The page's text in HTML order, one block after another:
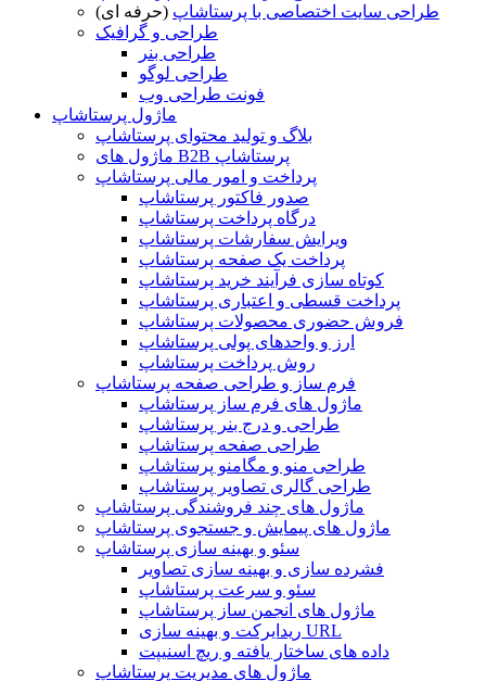
طراحی سایت اختصاصی با پرستاشاپ (حرفه ای)
طراحی و گرافیک
طراحی بنر
طراحی لوگو
فونت طراحی وب
ماژول پرستاشاپ
بلاگ و تولید محتوای پرستاشاپ
ماژول های B2B پرستاشاپ
پرداخت و امور مالی پرستاشاپ
صدور فاکتور پرستاشاپ
درگاه پرداخت پرستاشاپ
ویرایش سفارشات پرستاشاپ
پرداخت یک صفحه پرستاشاپ
کوتاه سازی فرآیند خرید پرستاشاپ
پرداخت قسطی و اعتباری پرستاشاپ
فروش حضوری محصولات پرستاشاپ
ارز و واحدهای پولی پرستاشاپ
روش پرداخت پرستاشاپ
فرم ساز و طراحی صفحه پرستاشاپ
ماژول های فرم ساز پرستاشاپ
طراحی و درج بنر پرستاشاپ
طراحی صفحه پرستاشاپ
طراحی منو و مگامنو پرستاشاپ
طراحی گالری تصاویر پرستاشاپ
ماژول های چند فروشندگی پرستاشاپ
ماژول های پیمایش و جستجوی پرستاشاپ
سئو و بهینه سازی پرستاشاپ
فشرده سازی و بهینه سازی تصاویر
سئو و سرعت پرستاشاپ
ماژول های انجمن ساز پرستاشاپ
ریدایرکت و بهینه سازی URL
داده های ساختار یافته و ریچ اسنیپت
ماژول های مدیریت پرستاشاپ